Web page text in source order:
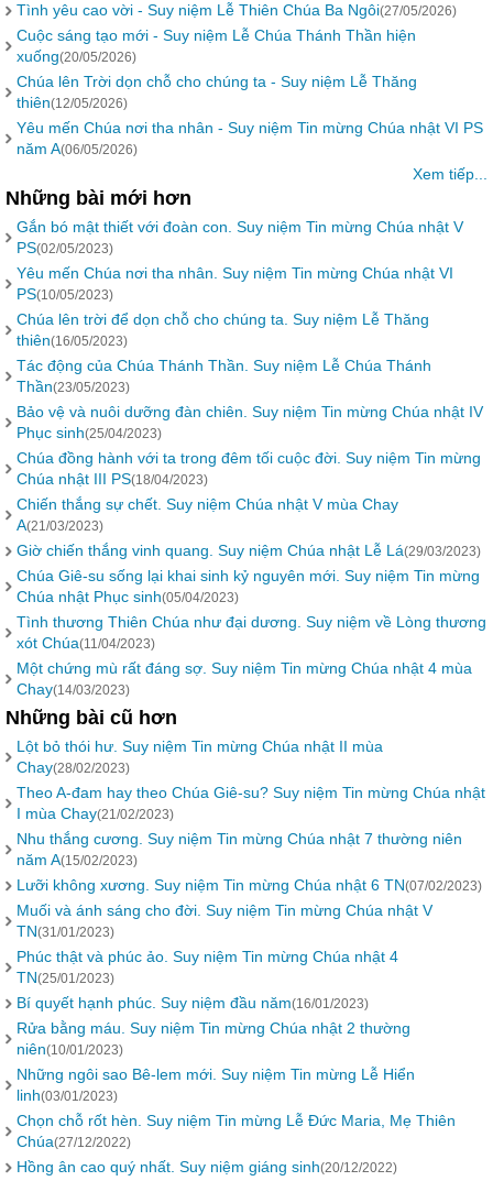
Tình yêu cao vời - Suy niệm Lễ Thiên Chúa Ba Ngôi(27/05/2026)
Cuộc sáng tạo mới - Suy niệm Lễ Chúa Thánh Thần hiện
xuống(20/05/2026)
Chúa lên Trời dọn chỗ cho chúng ta - Suy niệm Lễ Thăng
thiên(12/05/2026)
Yêu mến Chúa nơi tha nhân - Suy niệm Tin mừng Chúa nhật VI PS
năm A(06/05/2026)
Xem tiếp...
Những bài mới hơn
Gắn bó mật thiết với đoàn con. Suy niệm Tin mừng Chúa nhật V
PS(02/05/2023)
Yêu mến Chúa nơi tha nhân. Suy niệm Tin mừng Chúa nhật VI
PS(10/05/2023)
Chúa lên trời để dọn chỗ cho chúng ta. Suy niệm Lễ Thăng
thiên(16/05/2023)
Tác động của Chúa Thánh Thần. Suy niệm Lễ Chúa Thánh
Thần(23/05/2023)
Bảo vệ và nuôi dưỡng đàn chiên. Suy niệm Tin mừng Chúa nhật IV
Phục sinh(25/04/2023)
Chúa đồng hành với ta trong đêm tối cuộc đời. Suy niệm Tin mừng
Chúa nhật III PS(18/04/2023)
Chiến thắng sự chết. Suy niệm Chúa nhật V mùa Chay
A(21/03/2023)
Giờ chiến thắng vinh quang. Suy niệm Chúa nhật Lễ Lá(29/03/2023)
Chúa Giê-su sống lại khai sinh kỷ nguyên mới. Suy niệm Tin mừng
Chúa nhật Phục sinh(05/04/2023)
Tình thương Thiên Chúa như đại dương. Suy niệm về Lòng thương
xót Chúa(11/04/2023)
Một chứng mù rất đáng sợ. Suy niệm Tin mừng Chúa nhật 4 mùa
Chay(14/03/2023)
Những bài cũ hơn
Lột bỏ thói hư. Suy niệm Tin mừng Chúa nhật II mùa
Chay(28/02/2023)
Theo A-đam hay theo Chúa Giê-su? Suy niệm Tin mừng Chúa nhật
I mùa Chay(21/02/2023)
Nhu thắng cương. Suy niệm Tin mừng Chúa nhật 7 thường niên
năm A(15/02/2023)
Lưỡi không xương. Suy niệm Tin mừng Chúa nhật 6 TN(07/02/2023)
Muối và ánh sáng cho đời. Suy niệm Tin mừng Chúa nhật V
TN(31/01/2023)
Phúc thật và phúc ảo. Suy niệm Tin mừng Chúa nhật 4
TN(25/01/2023)
Bí quyết hạnh phúc. Suy niệm đầu năm(16/01/2023)
Rửa bằng máu. Suy niệm Tin mừng Chúa nhật 2 thường
niên(10/01/2023)
Những ngôi sao Bê-lem mới. Suy niệm Tin mừng Lễ Hiển
linh(03/01/2023)
Chọn chỗ rốt hèn. Suy niệm Tin mừng Lễ Đức Maria, Mẹ Thiên
Chúa(27/12/2022)
Hồng ân cao quý nhất. Suy niệm giáng sinh(20/12/2022)